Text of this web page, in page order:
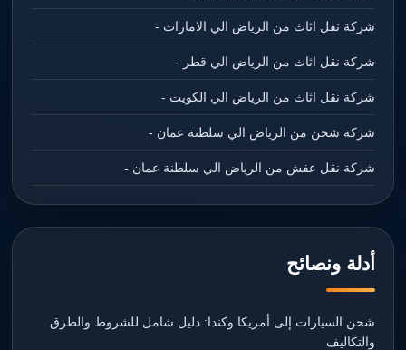
شركة نقل اثاث من الرياض الي الامارات -
شركة نقل اثاث من الرياض الي قطر -
شركة نقل اثاث من الرياض الي الكويت -
شركة شحن من الرياض الي سلطنة عمان -
شركة نقل عفش من الرياض الي سلطنة عمان -
أدلة ونصائح
شحن السيارات إلى أمريكا وكندا: دليل شامل للشروط والطرق
والتكاليف